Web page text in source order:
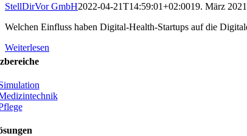
StellDirVor GmbH2022-04-21T14:59:01+02:0019. März 2021
Welchen Einfluss haben Digital-Health-Startups auf die
Weiterlesen